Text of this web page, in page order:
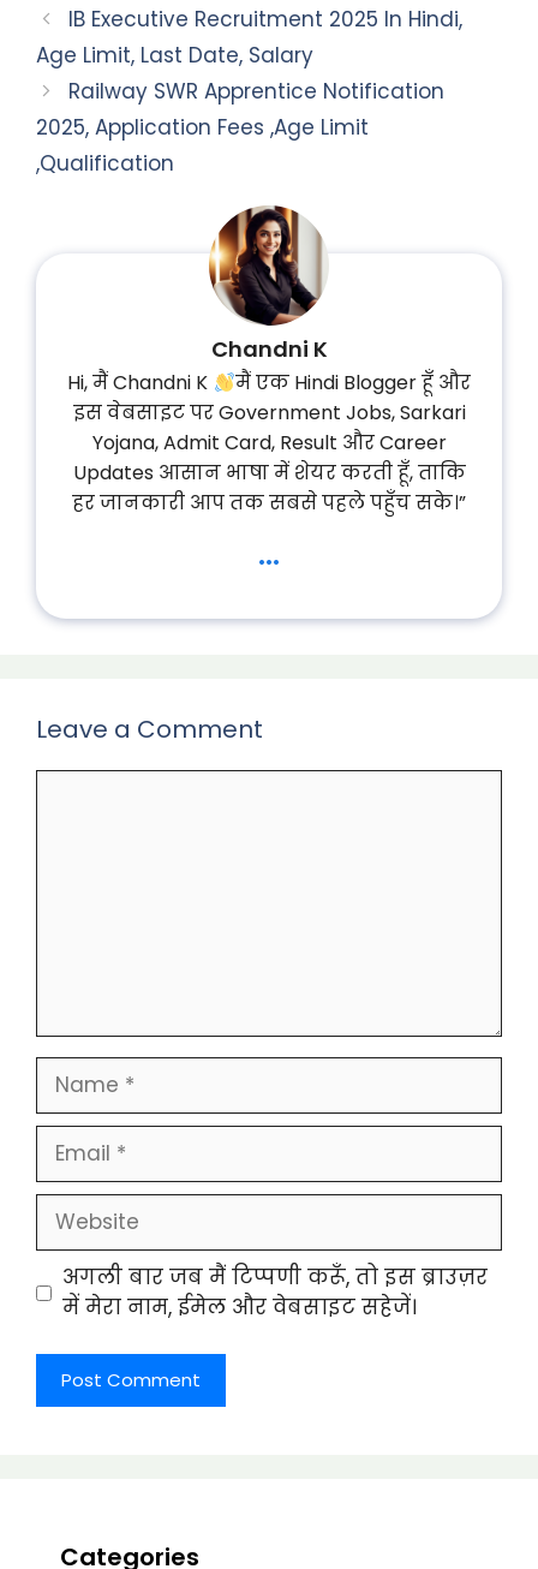
IB Executive Recruitment 2025 In Hindi,
Age Limit, Last Date, Salary
Railway SWR Apprentice Notification
2025, Application Fees ,Age Limit
,Qualification
Chandni K
Hi, मैं Chandni K
मैं एक Hindi Blogger हूँ और
इस वेबसाइट पर Government Jobs, Sarkari
Yojana, Admit Card, Result और Career
Updates आसान भाषा में शेयर करती हूँ, ताकि
हर जानकारी आप तक सबसे पहले पहुँच सके।”
...
Leave a Comment
Name
Email
Website
अगली बार जब मैं टिप्पणी करूँ, तो इस ब्राउज़र
में मेरा नाम, ईमेल और वेबसाइट सहेजें।
Categories